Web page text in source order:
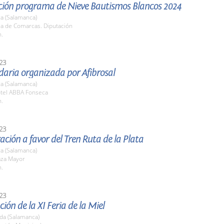
programa de Nieve Bautismos Blancos 2024
(Salamanca)
de Comarcas. Diputación
organizada por Afibrosal
(Salamanca)
ABBA Fonseca
a favor del Tren Ruta de la Plata
(Salamanca)
Mayor
de la XI Feria de la Miel
(Salamanca)